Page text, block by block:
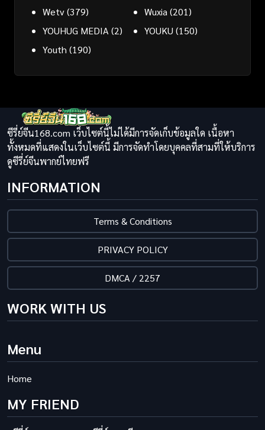
Wetv(379) Wuxia (201)
YOUHUG MEDIA (2) YOUKU (150)
Youth (190)
ซีรี่ย์จีน168.com เว็บไซต์นี้ไม่ได้มีการจัดเก็บข้อมูลใด เนื้อหา
ทั้งหมดที่แสดงในเว็บไซต์นี้ มีการจัดทำโดยบุคคลที่สามที่ให้บริการ
ดูซีรี่ย์จีนพากย์ไทยฟรี
INFORMATION
Terms & Conditions
PRIVACY POLICY
DMCA / 2257
WORK WITH US
Menu
Home
MY FRIEND